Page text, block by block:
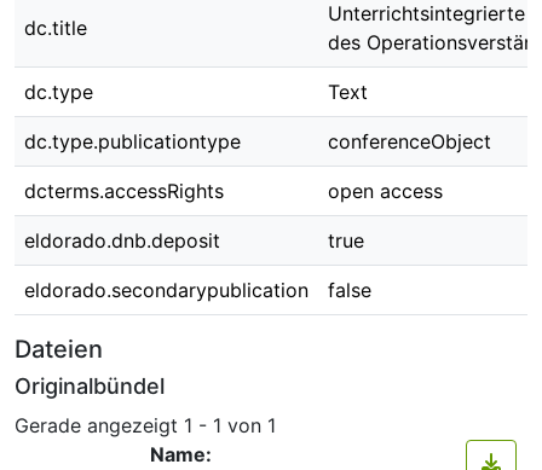
dc.title
Unterrichtsintegrierte
des
dc.type Text
dc.type.publicationtype conferenceObject
dcterms.accessRights open access
eldorado.dnb.deposit true
eldorado.secondarypublication false
Dateien
Originalbündel
Gerade angezeigt 1 - 1 von 1
Name: